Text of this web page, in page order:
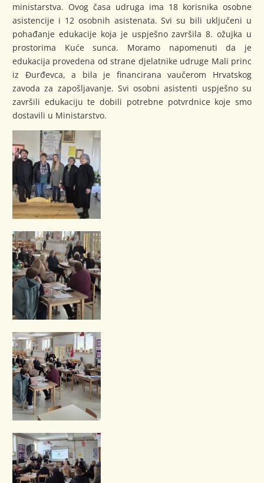
ministarstva. Ovog časa udruga ima 18 korisnika osobne
asistencije i 12 osobnih asistenata. Svi su bili uključeni u
pohađanje edukacije koja je uspješno završila 8. ožujka u
prostorima Kuće sunca. Moramo napomenuti da je
edukacija provedena od strane djelatnike udruge Mali princ
iz Đurđevca, a bila je financirana vaučerom Hrvatskog
zavoda za zapošljavanje. Svi osobni asistenti uspješno su
završili edukaciju te dobili potrebne potvrdnice koje smo
dostavili u Ministarstvo.